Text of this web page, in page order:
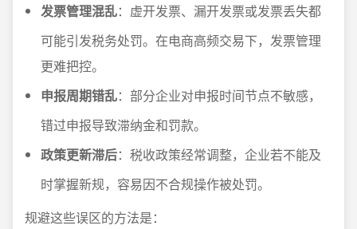
发票管理混乱：虚开发票、漏开发票或发票丢失都
可能引发税务处罚。在电商高频交易下，发票管理
更难把控。
申报周期错乱：部分企业对申报时间节点不敏感，
错过申报导致滞纳金和罚款。
政策更新滞后：税收政策经常调整，企业若不能及
时掌握新规，容易因不合规操作被处罚。
规避这些误区的方法是：